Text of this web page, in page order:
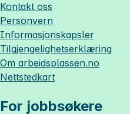
Kontakt oss
Personvern
Informasjonskapsler
Tilgjengelighetserklæring
Om arbeidsplassen.no
Nettstedkart
For jobbsøkere